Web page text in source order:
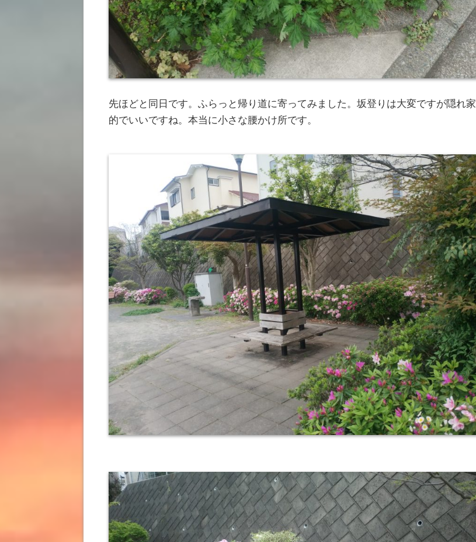
先ほどと同日です。ふらっと帰り道に寄ってみました。坂登りは大変ですが隠れ家
的でいいですね。本当に小さな腰かけ所です。